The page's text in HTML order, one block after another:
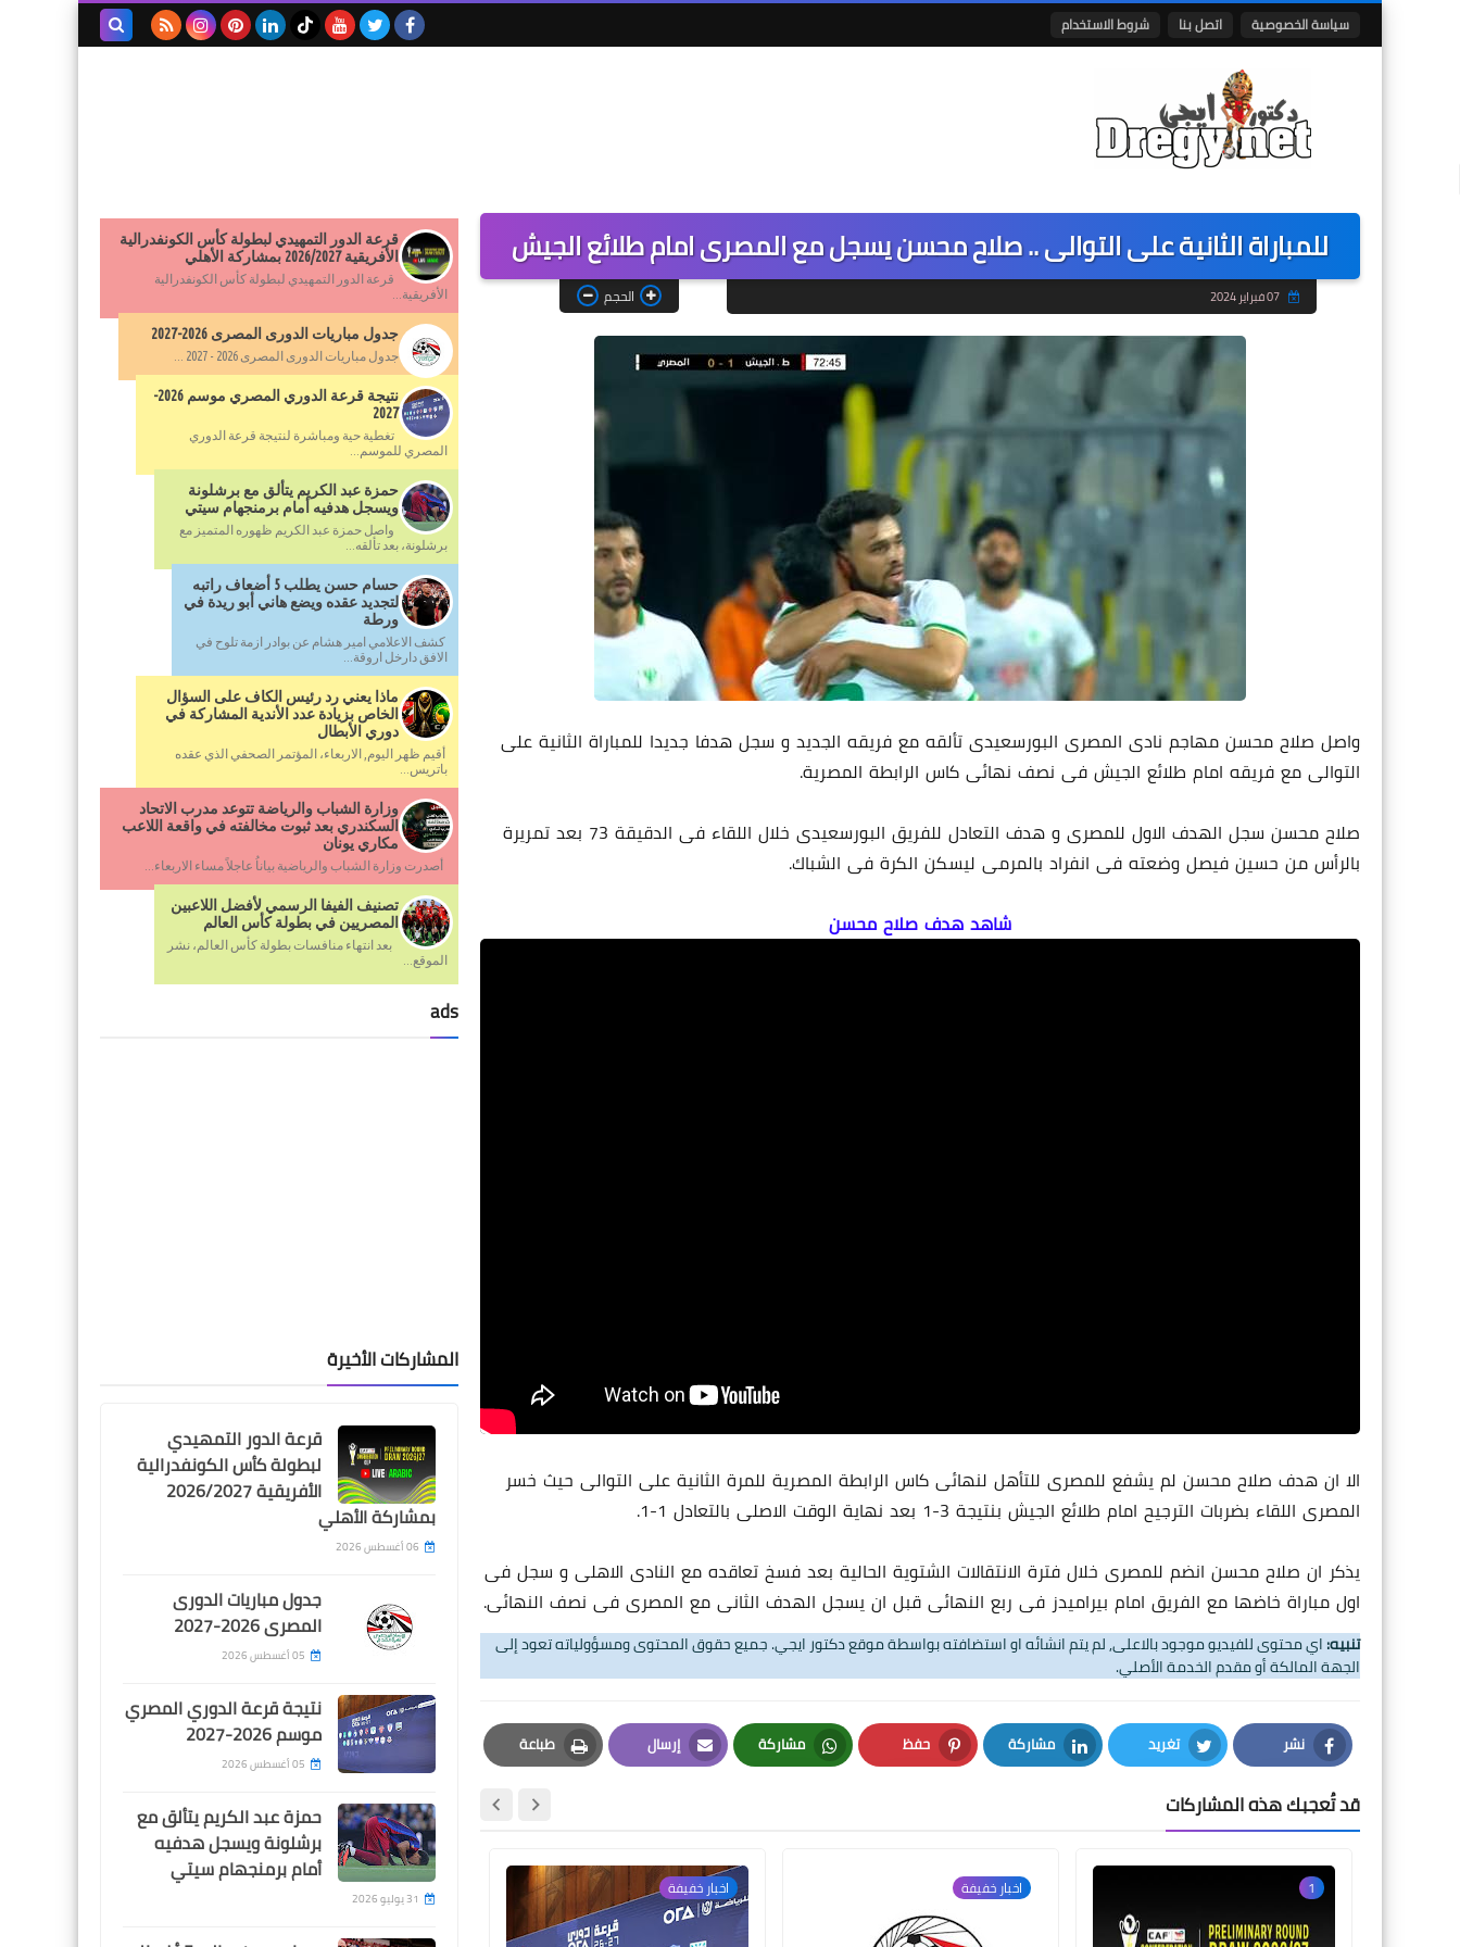
سياسة الخصوصية اتصل بنا شروط الاستخدام
للمباراة الثانية على التوالى .. صلاح محسن يسجل مع المصرى امام طلائع الجيش
07 فبراير 2024 الحجم
واصل صلاح محسن مهاجم نادى المصرى البورسعيدى تألقه مع فريقه الجديد و سجل هدفا جديدا للمباراة الثانية على
التوالى مع فريقه امام طلائع الجيش فى نصف نهائى كاس الرابطة المصرية.
صلاح محسن سجل الهدف الاول للمصرى و هدف التعادل للفريق البورسعيدى خلال اللقاء فى الدقيقة 73 بعد تمريرة
بالرأس من حسين فيصل وضعته فى انفراد بالمرمى ليسكن الكرة فى الشباك.
شاهد هدف صلاح محسن
الا ان هدف صلاح محسن لم يشفع للمصرى للتأهل لنهائى كاس الرابطة المصرية للمرة الثانية على التوالى حيث خسر
المصرى اللقاء بضربات الترجيح امام طلائع الجيش بنتيجة 3-1 بعد نهاية الوقت الاصلى بالتعادل 1-1.
يذكر ان صلاح محسن انضم للمصرى خلال فترة الانتقالات الشتوية الحالية بعد فسخ تعاقده مع النادى الاهلى و سجل فى
اول مباراة خاضها مع الفريق امام بيراميدز فى ربع النهائى قبل ان يسجل الهدف الثانى مع المصرى فى نصف النهائى.
تنبيه:اي محتوى للفيديو موجود بالاعلى, لم يتم انشائه او استضافته بواسطة موقع دكتور ايجي. جميع حقوق المحتوى ومسؤولياته تعود إلى
الجهة المالكة أو مقدم الخدمة الأصلي.
نشر
Facebook
تغريد
Twitter
مشاركة
LinkedIn
حفظ
Pinterest
مشاركة
Whatsapp
إرسال
Email
طباعة
Print
قد تُعجبك هذه المشاركات
1 اخبار خفيفة اخبار خفيفة 1
قرعة الدور التمهيدي لبطولة كأس الكونفدرالية
الأفريقية 2026/2027 بمشاركة الأهلي
قرعة الدور التمهيدي لبطولة كأس الكونفدرالية
الأفريقية...
جدول مباريات الدورى المصرى 2026-2027
جدول مباريات الدورى المصرى 2026 - 2027 ...
نتيجة قرعة الدوري المصري موسم 2026-
2027
تغطية حية ومباشرة لنتيجة قرعة الدوري
المصري للموسم...
حمزة عبد الكريم يتألق مع برشلونة
ويسجل هدفيه أمام برمنجهام سيتي
واصل حمزة عبد الكريم ظهوره المتميز مع
برشلونة، بعد تألقه...
حسام حسن يطلب 5 أضعاف راتبه
لتجديد عقده ويضع هاني أبو ريدة في
ورطة
كشف الاعلامي امير هشام عن بوادر ازمة تلوح في
الافق دارخل اروقة...
ماذا يعني رد رئيس الكاف على السؤال
الخاص بزيادة عدد الأندية المشاركة في
دوري الأبطال
أقيم ظهر اليوم, الاربعاء، المؤتمر الصحفي الذي عقده
باتريس...
وزارة الشباب والرياضة تتوعد مدرب الاتحاد
السكندري بعد ثبوت مخالفته في واقعة اللاعب
مكاري يونان
أصدرت وزارة الشباب والرياضية بياناُ عاجلاً مساء الاربعاء...
تصنيف الفيفا الرسمي لأفضل اللاعبين
المصريين في بطولة كأس العالم
بعد انتهاء منافسات بطولة كأس العالم، نشر
الموقع...
ads
المشاركات الأخيرة
قرعة الدور التمهيدي
لبطولة كأس الكونفدرالية
الأفريقية 2026/2027
بمشاركة الأهلي
06 أغسطس 2026
جدول مباريات الدورى
المصرى 2026-2027
05 أغسطس 2026
نتيجة قرعة الدوري المصري
موسم 2026-2027
05 أغسطس 2026
حمزة عبد الكريم يتألق مع
برشلونة ويسجل هدفيه
أمام برمنجهام سيتي
31 يوليو 2026